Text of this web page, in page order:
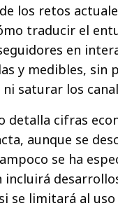
los retos
traducir el
en
y medibles, sin
saturar los
detalla cifras
aunque se
se ha
incluirá
se limitará al uso